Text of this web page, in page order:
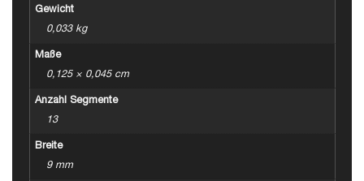
Gewicht
0,033 kg
Maße
0,125 × 0,045 cm
Anzahl Segmente
13
Breite
9 mm